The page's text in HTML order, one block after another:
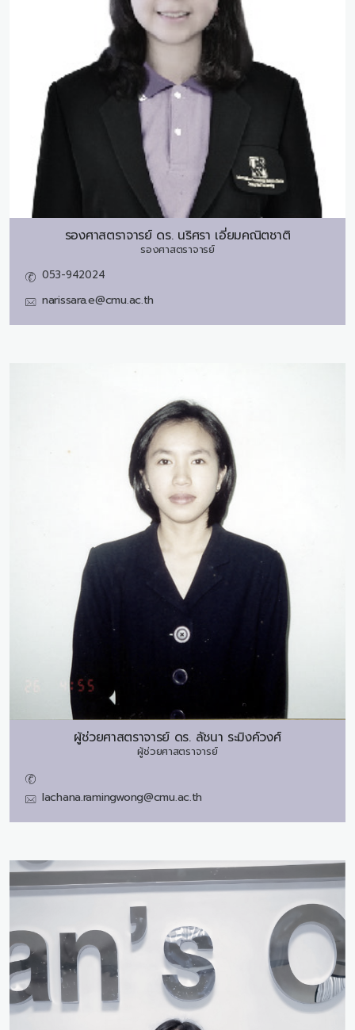
รองศาสตราจารย์ ดร. นริศรา เอี่ยมคณิตชาติ
รองศาสตราจารย์
053-942024
narissara.e@cmu.ac.th
ผู้ช่วยศาสตราจารย์ ดร. ลัชนา ระมิงค์วงศ์
ผู้ช่วยศาสตราจารย์
lachana.ramingwong@cmu.ac.th